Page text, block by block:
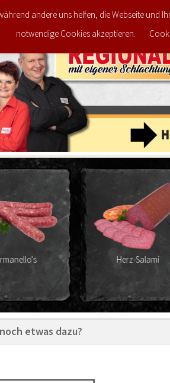
FEEDBACK MEINE
Herz-Salami
andere uns helfen, die Webseite
notwendige Cookies akzeptieren.